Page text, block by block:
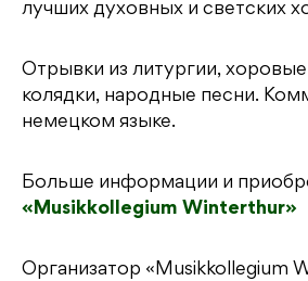
лучших духовных и светских
Отрывки из литургии,
колядки, народные песни.
немецком языке.
Больше информации и
«Musikkollegium Winterthur»
Организатор «Musikkollegium